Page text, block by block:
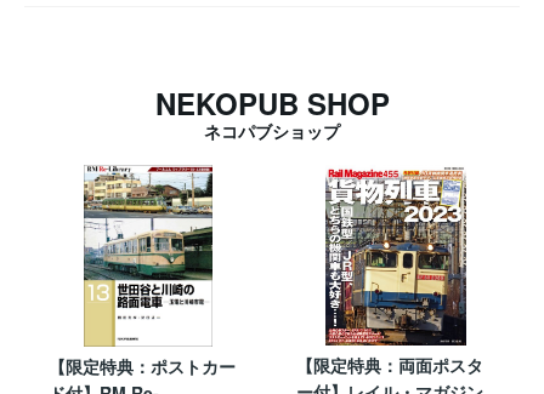
NEKOPUB SHOP
ネコパブショップ
【限定特典：ポストカー
【限定特典：両面ポスタ